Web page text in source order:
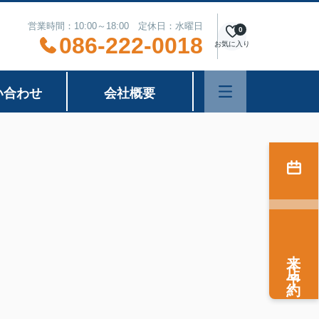
営業時間：10:00～18:00 定休日：水曜日
086-222-0018 お気に入り
0
合わせ 会社概要
来店予約